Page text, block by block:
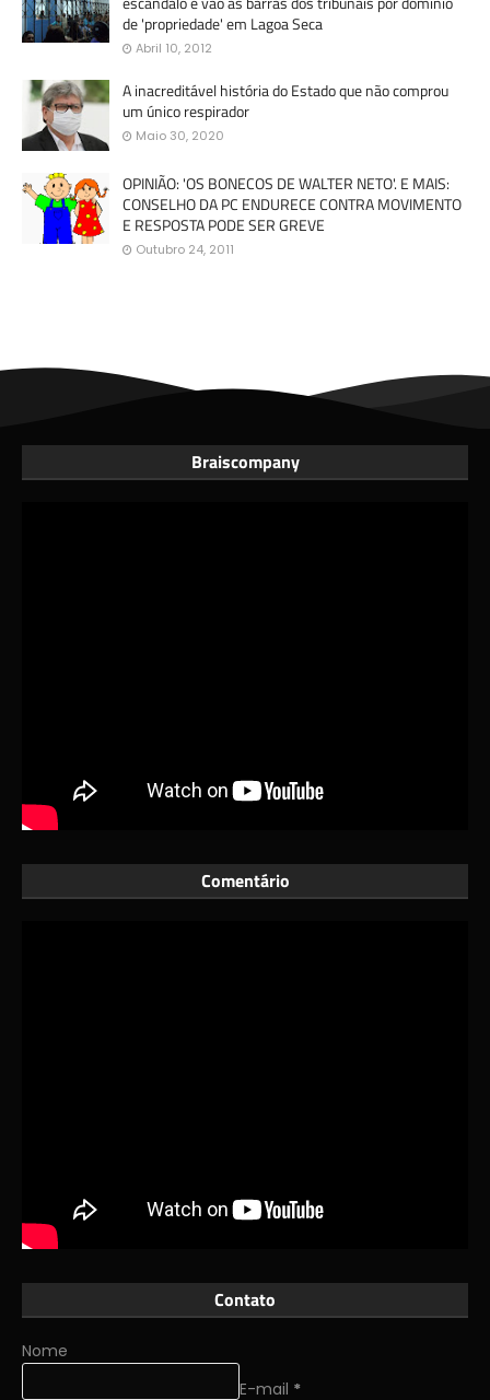
de 'propriedade' em Lagoa Seca
Abril 10, 2012
A inacreditável história do Estado que não comprou
um único respirador
Maio 30, 2020
OPINIÃO: 'OS BONECOS DE WALTER NETO'. E MAIS:
CONSELHO DA PC ENDURECE CONTRA MOVIMENTO
E RESPOSTA PODE SER GREVE
Outubro 24, 2011
Braiscompany
Comentário
Contato
Nome
E-mail *